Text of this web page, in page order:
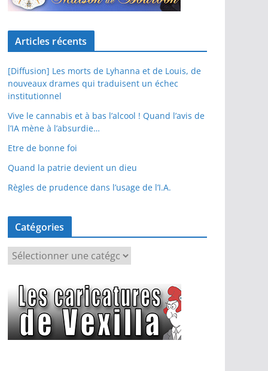
Articles récents
[Diffusion] Les morts de Lyhanna et de Louis, de
nouveaux drames qui traduisent un échec
institutionnel
Vive le cannabis et à bas l’alcool ! Quand l’avis de
l’IA mène à l’absurdie…
Etre de bonne foi
Quand la patrie devient un dieu
Règles de prudence dans l’usage de l’I.A.
Catégories
é
g
o
r